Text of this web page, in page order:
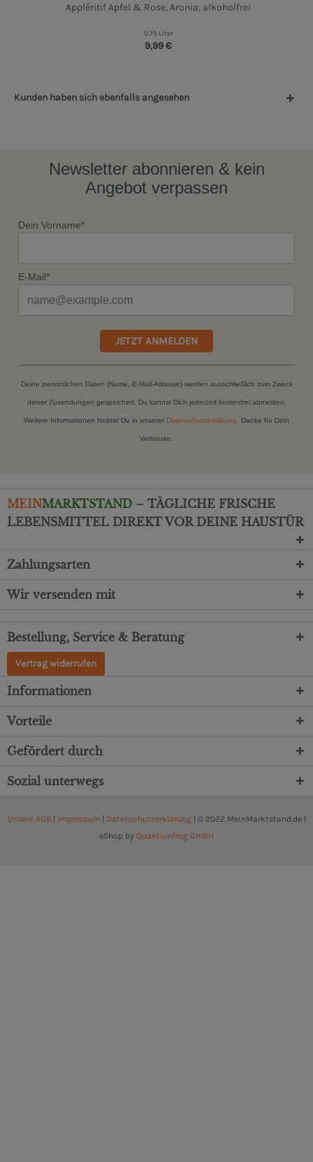
Appléritif Apfel & Rose, Aronia, alkoholfrei
0.75 Liter
9,99 €
Kunden haben sich ebenfalls angesehen
Newsletter abonnieren & kein
Angebot verpassen
Dein Vorname*
E-Mail*
JETZT ANMELDEN
Deine persönlichen Daten (Name, E-Mail-Adresse) werden ausschließlich zum Zweck
dieser Zusendungen gespeichert. Du kannst Dich jederzeit kostenfrei abmelden.
Weitere Informationen findest Du in unserer Datenschutzerklärung . Danke für Dein
Vertrauen.
MEINMARKTSTAND – TÄGLICHE FRISCHE
LEBENSMITTEL DIREKT VOR DEINE HAUSTÜR
Zahlungsarten
Wir versenden mit
Bestellung, Service & Beratung
Vertrag widerrufen
Informationen
Vorteile
Gefördert durch
Sozial unterwegs
Unsere AGB| Impressum | Datenschutzerklärung| © 2022 MeinMarktstand.de |
eShop by Quantumfrog GmbH